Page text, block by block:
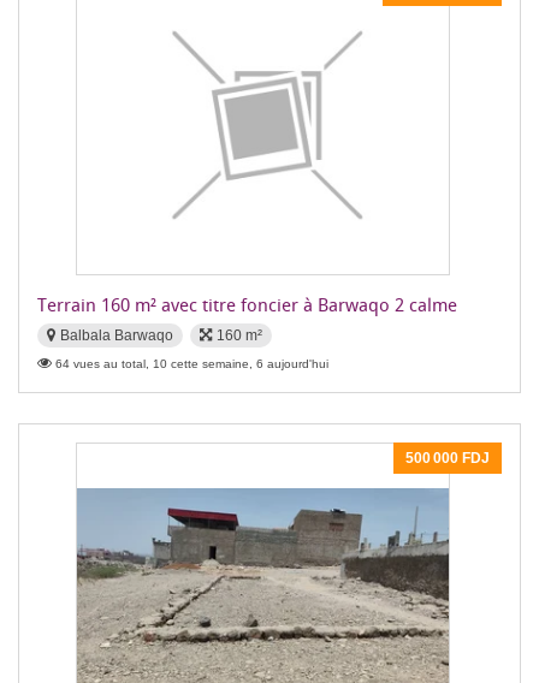
Terrain 160 m² avec titre foncier à Barwaqo 2 calme
Balbala Barwaqo 160 m²
64 vues au total, 10 cette semaine, 6 aujourd'hui
500 000 FDJ